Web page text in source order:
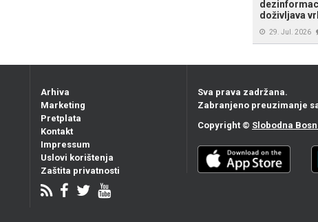
doživljava
29. Jul. 2026
Arhiva
Marketing
Pretplata
Kontakt
Impressum
Uslovi korištenja
Zaštita privatnosti
Sva prava zadržana.
Zabranjeno preuzimanje
Copyright © Slobodna